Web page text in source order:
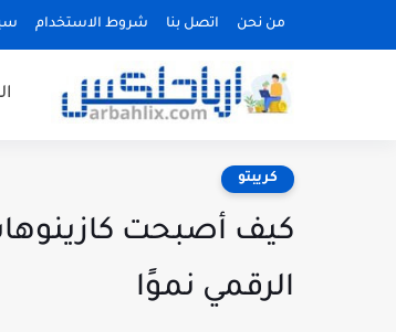
من نحن اتصل بنا شروط الاستخدام
كريبتو
كيف أصبحت
الرقمي نموًا